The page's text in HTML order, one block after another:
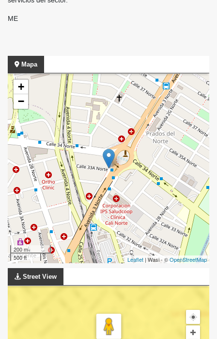
ME
Mapa
+
−
200 m
500 ft
Leaflet | Wasi - ©OpenStreetMap
Street View